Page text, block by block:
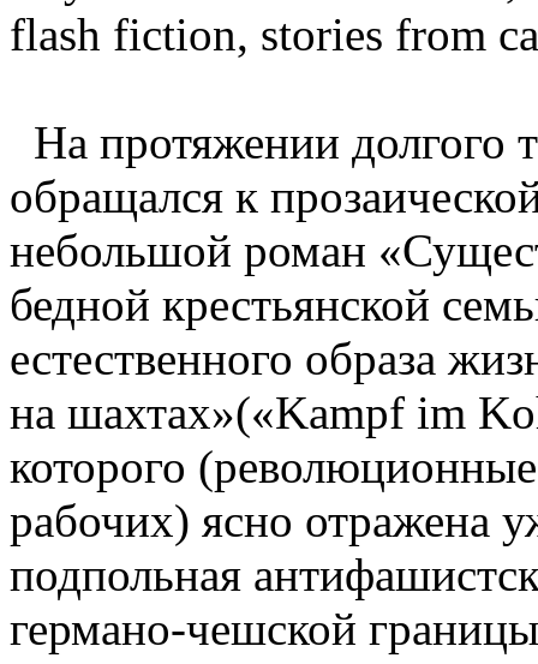
flash fiction, stories from
На протяжении долгого
обращался к
небольшой роман
бедной крестьянской
естественного образа
на шахтах»(«Kampf im
которого
рабочих) ясно отражена
подпольная
германо-чешской